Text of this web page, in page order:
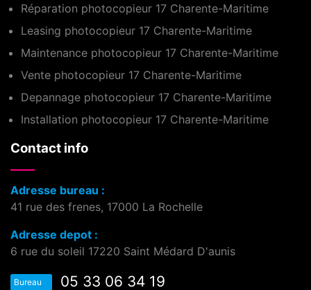
Réparation photocopieur 17 Charente-Maritime
Leasing photocopieur 17 Charente-Maritime
Maintenance photocopieur 17 Charente-Maritime
Vente photocopieur 17 Charente-Maritime
Depannage photocopieur 17 Charente-Maritime
Installation photocopieur 17 Charente-Maritime
Contact info
Adresse bureau :
41 rue des frenes, 17000 La Rochelle
Adresse depot :
6 rue du soleil 17220 Saint Médard D'aunis
Bureau 05 33 06 34 19